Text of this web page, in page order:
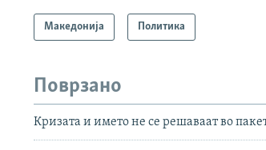
Македонија Политика
Поврзано
Кризата и името не се решаваат во